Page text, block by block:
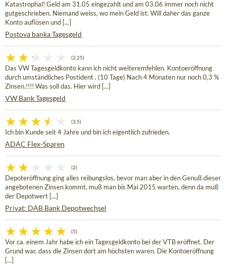
Katastrophal! Geld am 31.05 eingezahlt und am 03.06 immer noch nicht
gutgeschrieben. Niemand weiss, wo mein Geld ist. Will daher das ganze
Konto auflösen und [...]
Postova banka Tagesgeld
(2,25)
Das VW Tagesgeldkonto kann ich nicht weiteremfehlen. Kontoeröffnung
durch umständliches Postident . (10 Tage) Nach 4 Monaten nur noch 0,3 %
Zinsen.!!!! Was soll das. Hier wird [...]
VW Bank Tagesgeld
(3,5)
Ich bin Kunde seit 4 Jahre und bin ich eigentlich zufrieden.
ADAC Flex-Sparen
(2)
Depoteröffnung ging alles reibungslos, bevor man aber in den Genuß dieser
angebotenen Zinsen kommt, muß man bis Mai 2015 warten, denn da muß
der Depotwert [...]
Privat: DAB Bank Depotwechsel
(5)
Vor ca. einem Jahr habe ich ein Tagesgeldkonto bei der VTB eröffnet. Der
Grund war, dass die Zinsen dort am höchsten waren. Die Kontoeröffnung
[...]